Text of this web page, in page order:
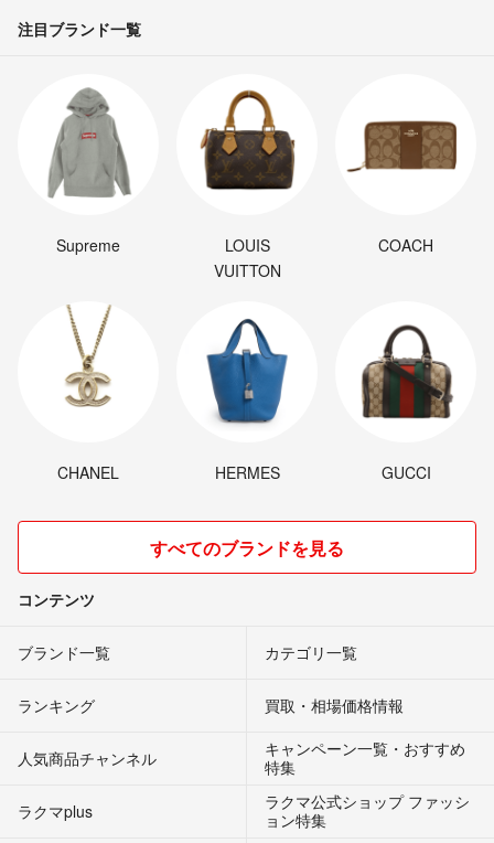
注目ブランド一覧
Supreme
LOUIS
VUITTON
COACH
CHANEL HERMES GUCCI
すべてのブランドを見る
コンテンツ
ブランド一覧 カテゴリ一覧
ランキング 買取・相場価格情報
人気商品チャンネル
キャンペーン一覧・おすすめ
特集
ラクマplus
ラクマ公式ショップ ファッシ
ョン特集